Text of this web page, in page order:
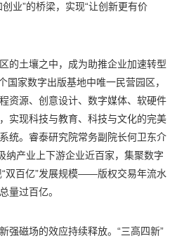
业”的桥梁，实现“让创新更有价
的土壤之中，成为助推企业加速转型
国家数字出版基地中唯一民营园区，
资源、创意设计、数字媒体、软硬件
实现科技与教育、科技与文化的完美
统。睿泰研究院常务副院长何卫东介
纳产业上下游企业近百家，集聚数字
双百亿”发展规模——版权交易年流水
量过百亿。
强磁场的效应持续释放。“三高四新”